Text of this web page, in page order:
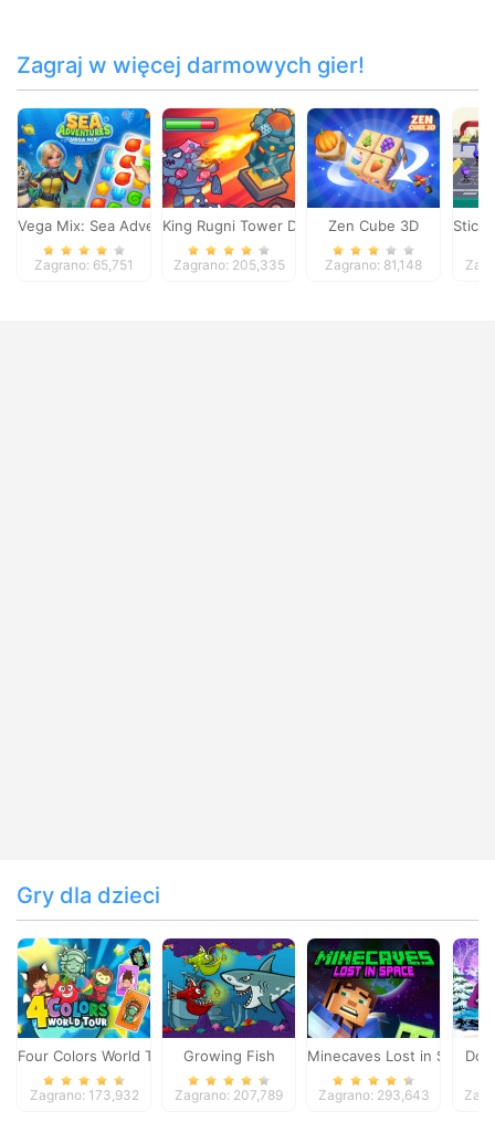
Zagraj w więcej darmowych gier!
Vega Mix: Sea Adventures
Zagrano: 65,751
King Rugni Tower Defense
Zagrano: 205,335
Zen Cube 3D
Zagrano: 81,148
Gry dla dzieci
Four Colors World Tour
Zagrano: 173,932
Growing Fish
Zagrano: 207,789
Minecaves Lost in Space
Zagrano: 293,643